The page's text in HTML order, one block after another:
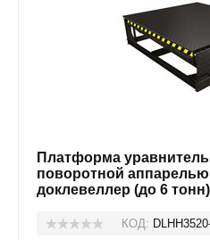
Платформа
поворотной аппарелью
доклевеллер (до 6 тонн)
КОД: